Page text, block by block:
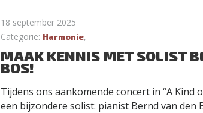
18 september 2025
Categorie: Harmonie,
MAAK KENNIS MET SOLIST
BOS!
Tijdens ons aankomende concert in “A Kind
een bijzondere solist: pianist Bernd van den